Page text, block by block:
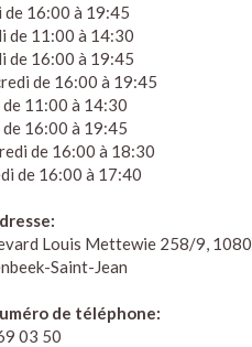
de 16:00 à 19:45
de 11:00 à 14:30
de 16:00 à 19:45
de 16:00 à 19:45
de 11:00 à 14:30
de 16:00 à 19:45
de 16:00 à 18:30
de 16:00 à 17:40
Louis Mettewie 258/9, 1080
Saint-Jean
de téléphone:
03 50